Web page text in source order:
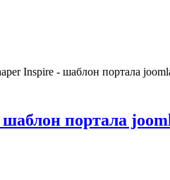
Inspire - шаблон портала
портала